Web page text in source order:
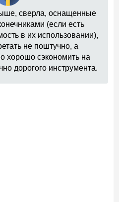
сверла, оснащенные
(если есть
в их использовании),
не поштучно, а
хорошо сэкономить на
дорогого инструмента.